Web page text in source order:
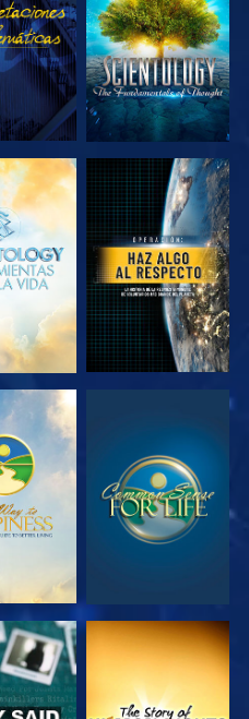
SERIES
LAS
VE
VE
VE